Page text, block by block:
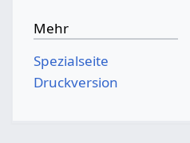
Mehr
Spezialseite
Druckversion